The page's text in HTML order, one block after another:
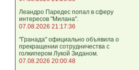
Леандро Паредес попал в сферу
интересов "Милана".
07.08.2026 21:17:36
"Гранада" официально объявила о
прекращении сотрудничества с
голкипером Лукой Зиданом.
07.08.2026 20:00:48